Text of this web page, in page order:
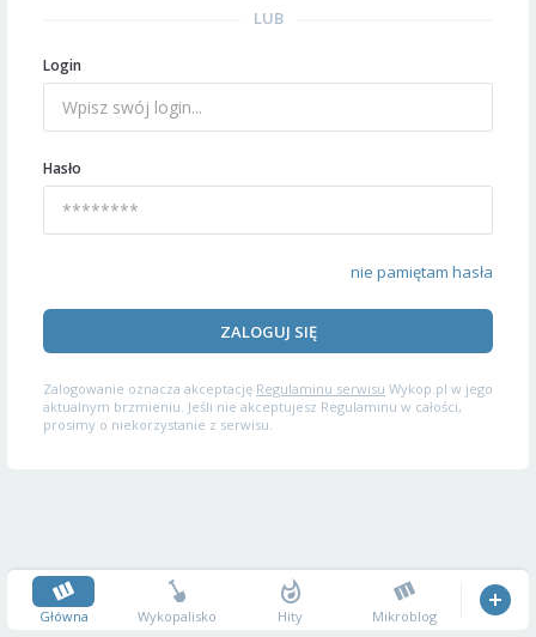
LUB
Login
Hasło
nie pamiętam hasła
ZALOGUJ SIĘ
Zalogowanie oznacza akceptację Regulaminu serwisu Wykop.pl w jego
aktualnym brzmieniu. Jeśli nie akceptujesz Regulaminu w całości,
prosimy o niekorzystanie z serwisu.
Główna Wykopalisko Hity Mikroblog